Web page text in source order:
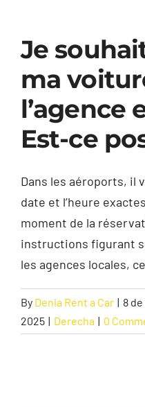
Agences
FAQs
Club RAC
Contact
Je
ma
l’agence
Est-ce
Dans les aéroports, il
date et l’heure
moment de la
instructions figurant
les agences locales,
By Denia Rent a Car | 8
2025 | Derecha | 0